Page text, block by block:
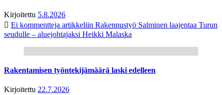
Kirjoitettu 5.8.2026
Ei kommentteja artikkeliin Rakennustyö Salminen laajentaa Turun
seudulle – aluejohtajaksi Heikki Malaska
Rakentamisen työntekijämäärä laski edelleen
Kirjoitettu 22.7.2026